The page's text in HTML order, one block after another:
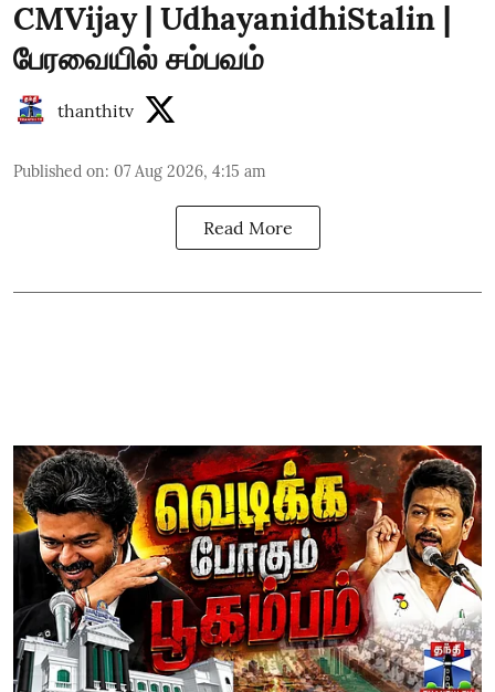
CMVijay | UdhayanidhiStalin |
பேரவையில் சம்பவம்
thanthitv
Published on: 07 Aug 2026, 4:15 am
Read More